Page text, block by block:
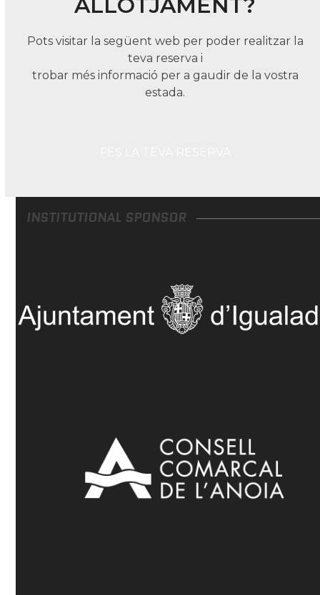
ALLOTJAMENT?
Pots visitar la següent web per poder realitzar la
teva reserva i
trobar més informació per a gaudir de la vostra
estada.
INSTITUTIONAL SPONSOR